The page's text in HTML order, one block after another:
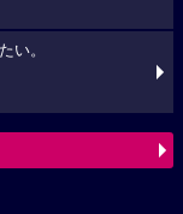
い。